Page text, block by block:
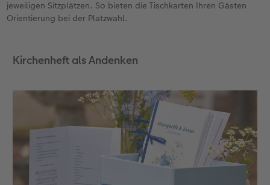
jeweiligen Sitzplätzen. So bieten die Tischkarten Ihren Gästen
Orientierung bei der Platzwahl.
Kirchenheft als Andenken